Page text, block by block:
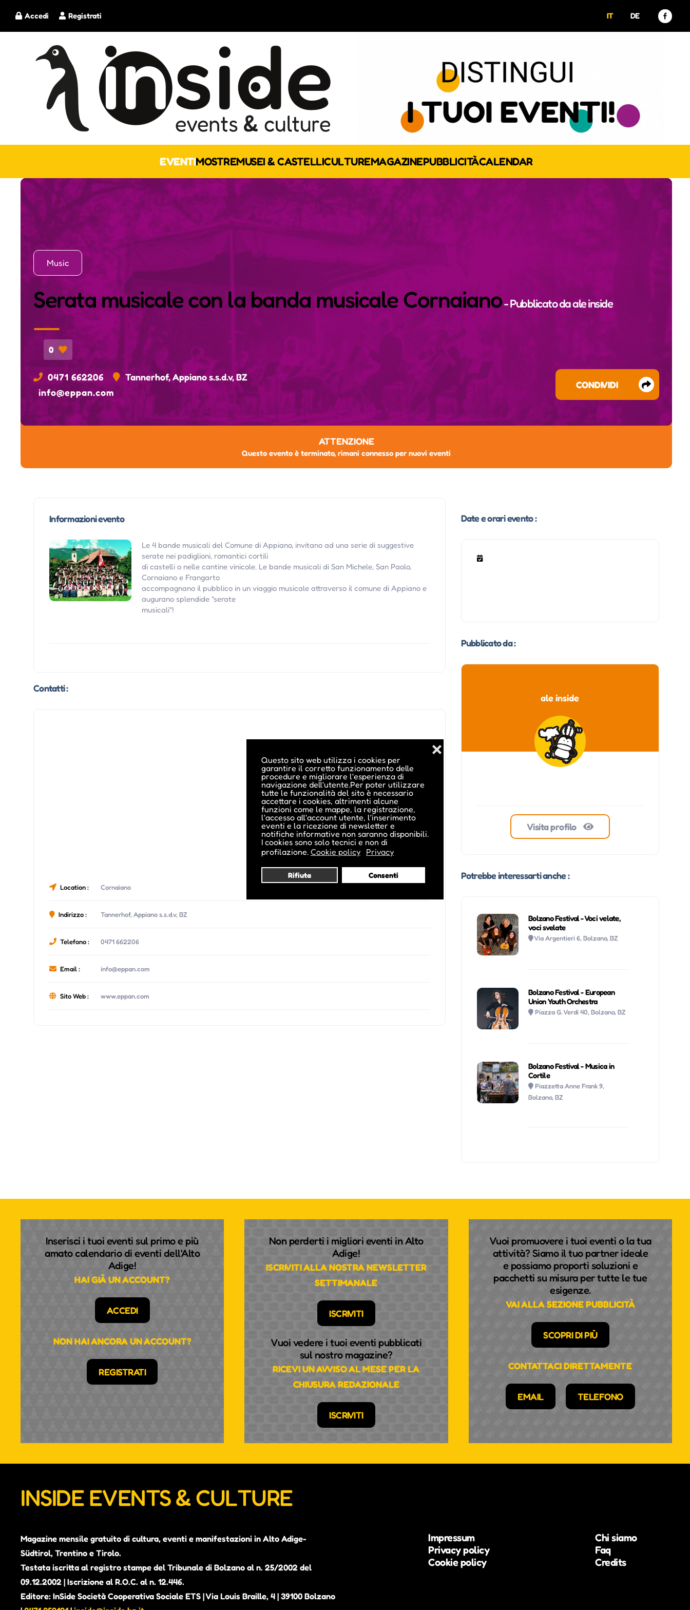
Questo sito web utilizza i cookies per
garantire il corretto funzionamento delle
procedure e migliorare l'esperienza di
navigazione dell'utente.Per poter utilizzare
tutte le funzionalità del sito è necessario
accettare i cookies, altrimenti alcune
funzioni come le mappe, la registrazione,
l'accesso all'account utente, l'inserimento
eventi e la ricezione di newsletter e
notifiche informative non saranno disponibili.
I cookies sono solo tecnici e non di
profilazione. Cookie policy Privacy
Rifiuta Consenti
❌
Registrati
Accedi IT DE
EVENTIMOSTREMUSEI & CASTELLICULTUREMAGAZINEPUBBLICITÀCALENDAR
Music
Serata musicale con la banda musicale Cornaiano- Pubblicato daale inside
0
0471 662206
Tannerhof, Appiano s.s.d.v, BZ
info@eppan.com
CONDIVIDI
ATTENZIONE
Questo evento è terminato, rimani connesso per nuovi eventi
Informazioni evento
Le 4 bande musicali del Comune di Appiano, invitano ad una serie di suggestive
serate nei padiglioni, romantici cortili
di castelli o nelle cantine vinicole. Le bande musicali di San Michele, San Paolo,
Cornaiano e Frangarto
accompagnano il pubblico in un viaggio musicale attraverso il comune di Appiano e
augurano splendide "serate
musicali"!
Contatti :
Location : Cornaiano
Indirizzo : Tannerhof, Appiano s.s.d.v, BZ
Telefono : 0471 662206
Email : info@eppan.com
Sito Web : www.eppan.com
Date e orari evento :
Pubblicato da :
ale inside
Visita profilo
Potrebbe interessarti anche :
Bolzano Festival - Voci velate,
voci svelate
Via Argentieri 6, Bolzano, BZ
Bolzano Festival - European
Union Youth Orchestra
Piazza G. Verdi 40, Bolzano, BZ
Bolzano Festival - Musica in
Cortile
Piazzetta Anne Frank 9,
Bolzano, BZ
Inserisci i tuoi eventi sul primo e più
amato calendario di eventi dell'Alto
Adige!
HAI GIÀ UN ACCOUNT?
ACCEDI
NON HAI ANCORA UN ACCOUNT?
REGISTRATI
Non perderti i migliori eventi in Alto
Adige!
ISCRIVITI ALLA NOSTRA NEWSLETTER
SETTIMANALE
ISCRIVITI
Vuoi vedere i tuoi eventi pubblicati
sul nostro magazine?
RICEVI UN AVVISO AL MESE PER LA
CHIUSURA REDAZIONALE
ISCRIVITI
Vuoi promuovere i tuoi eventi o la tua
attività? Siamo il tuo partner ideale
e possiamo proporti soluzioni e
pacchetti su misura per tutte le tue
esigenze.
VAI ALLA SEZIONE PUBBLICITÀ
SCOPRI DI PIÙ
CONTATTACI DIRETTAMENTE
EMAIL TELEFONO
INSIDE EVENTS & CULTURE
Magazine mensile gratuito di cultura, eventi e manifestazioni in Alto Adige-
Südtirol, Trentino e Tirolo.
Testata iscritta al registro stampe del Tribunale di Bolzano al n. 25/2002 del
09.12.2002 | Iscrizione al R.O.C. al n. 12.446.
Editore: InSide Società Cooperativa Sociale ETS | Via Louis Braille, 4 | 39100 Bolzano
Impressum
Privacy policy
Cookie policy
Chi siamo
Faq
Credits